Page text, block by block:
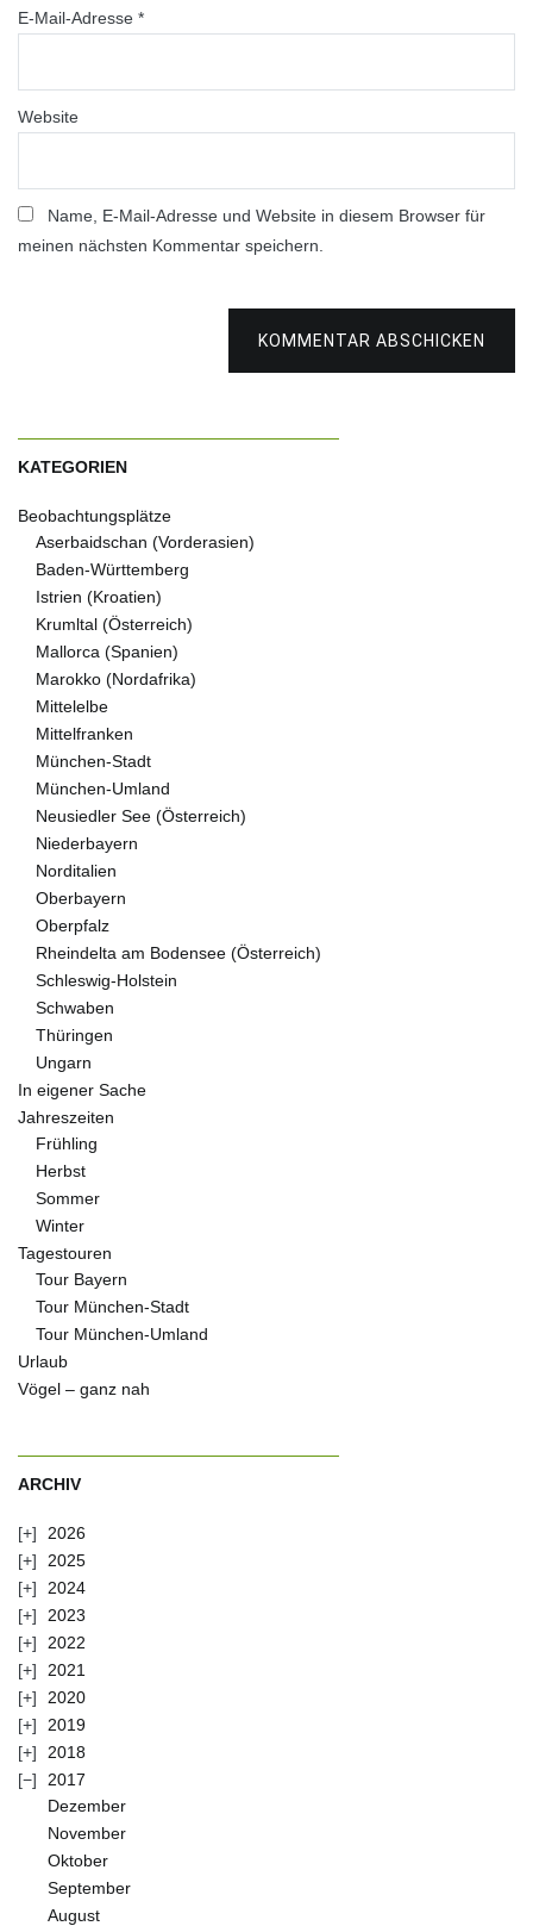
E-Mail-Adresse *
Website
Name, E-Mail-Adresse und Website in diesem Browser für
meinen nächsten Kommentar speichern.
KOMMENTAR ABSCHICKEN
KATEGORIEN
Beobachtungsplätze
Aserbaidschan (Vorderasien)
Baden-Württemberg
Istrien (Kroatien)
Krumltal (Österreich)
Mallorca (Spanien)
Marokko (Nordafrika)
Mittelelbe
Mittelfranken
München-Stadt
München-Umland
Neusiedler See (Österreich)
Niederbayern
Norditalien
Oberbayern
Oberpfalz
Rheindelta am Bodensee (Österreich)
Schleswig-Holstein
Schwaben
Thüringen
Ungarn
In eigener Sache
Jahreszeiten
Frühling
Herbst
Sommer
Winter
Tagestouren
Tour Bayern
Tour München-Stadt
Tour München-Umland
Urlaub
Vögel – ganz nah
ARCHIV
2026
2025
2024
2023
2022
2021
2020
2019
2018
2017
Dezember
November
Oktober
September
August